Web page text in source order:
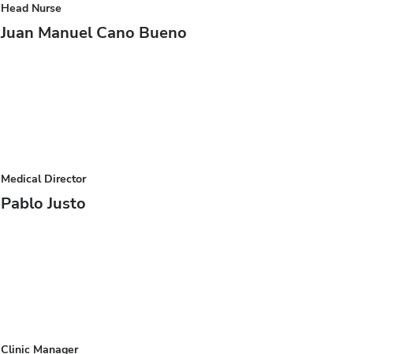
Head Nurse
Juan Manuel Cano Bueno
Medical Director
Pablo Justo
Clinic Manager